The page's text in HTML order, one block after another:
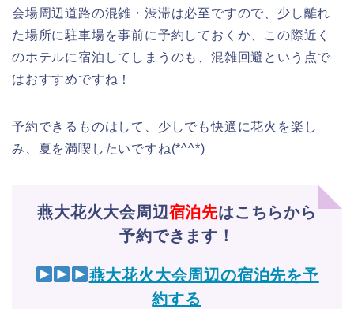
会場周辺道路の混雑・渋滞は必至ですので、少し離れ
た場所に駐車場を事前に予約しておくか、この際近く
のホテルに宿泊してしまうのも、混雑回避という点で
はおすすめですね！
予約できるものはして、少しでも快適に花火を楽し
み、夏を満喫したいですね(*^^*)
燕大花火大会周辺宿泊先はこちらから
予約できます！
燕大花火大会周辺の宿泊先を予
約する